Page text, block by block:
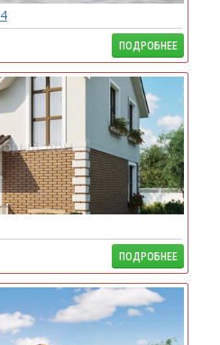
ПОДРОБНЕЕ
ПОДРОБНЕЕ